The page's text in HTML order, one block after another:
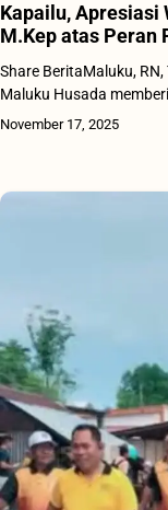
Kapailu, Apresiasi
M.Kep atas Peran
Share BeritaMaluku,
Maluku Husada
November 17, 2025